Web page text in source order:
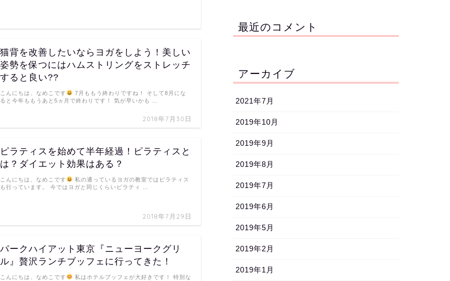
猫背を改善したいならヨガをしよう！美しい
姿勢を保つにはハムストリングをストレッチ
すると良い??
2018年7月30日
こんにちは、なめこです
7月ももう終わりですね！ そして8月にな
ると今年ももうあと5ヵ月で終わりです！ 気が早いかも …
ピラティスを始めて半年経過！ピラティスと
は？ダイエット効果はある？
2018年7月29日
こんにちは、なめこです
私の通っているヨガの教室ではピラティス
も行っています。 今ではヨガと同じくらいピラティ …
パークハイアット東京『ニューヨークグリ
ル』贅沢ランチブッフェに行ってきた！
こんにちは、なめこです
私はホテルブッフェが大好きです！ 特別な
最近のコメント
アーカイブ
2021年7月
2019年10月
2019年9月
2019年8月
2019年7月
2019年6月
2019年5月
2019年2月
2019年1月